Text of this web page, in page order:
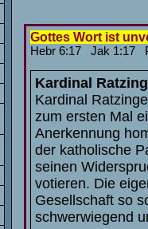
Gottes Wort ist
Hebr 6:17 Jak 1:17
Kardinal
Kardinal
zum ersten Mal
Anerkennung
der katholische
seinen
votieren. Die
Gesellschaft so
schwerwiegend